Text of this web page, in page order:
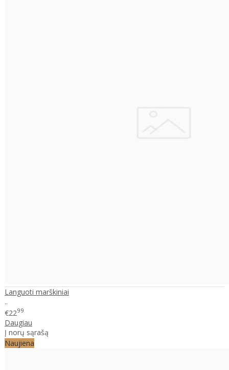
Languoti marškiniai
..
€2299
Daugiau
Į norų sąrašą
Naujiena